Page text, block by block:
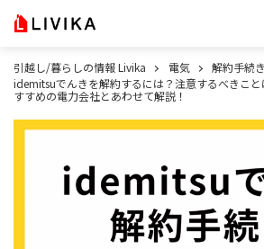
引越し/暮らしの情報 Livika 電気
解約手続き
idemitsuでんきを解約するには？注意するべきこ
すすめの電力会社とあわせて解説！